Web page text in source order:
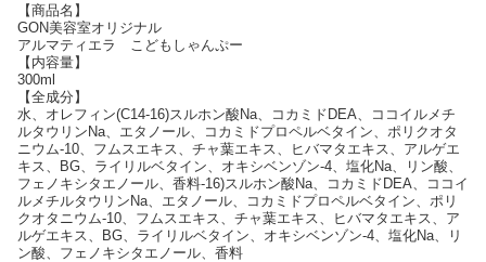
【商品名】
GON美容室オリジナル
アルマティエラ こどもしゃんぷー
【内容量】
300ml
【全成分】
水、オレフィン(C14-16)スルホン酸Na、コカミドDEA、ココイルメチ
ルタウリンNa、エタノール、コカミドプロペルベタイン、ポリクオタ
ニウム-10、フムスエキス、チャ葉エキス、ヒバマタエキス、アルゲエ
キス、BG、ライリルベタイン、オキシベンゾン-4、塩化Na、リン酸、
フェノキシタエノール、香料-16)スルホン酸Na、コカミドDEA、ココイ
ルメチルタウリンNa、エタノール、コカミドプロペルベタイン、ポリ
クオタニウム-10、フムスエキス、チャ葉エキス、ヒバマタエキス、ア
ルゲエキス、BG、ライリルベタイン、オキシベンゾン-4、塩化Na、リ
ン酸、フェノキシタエノール、香料